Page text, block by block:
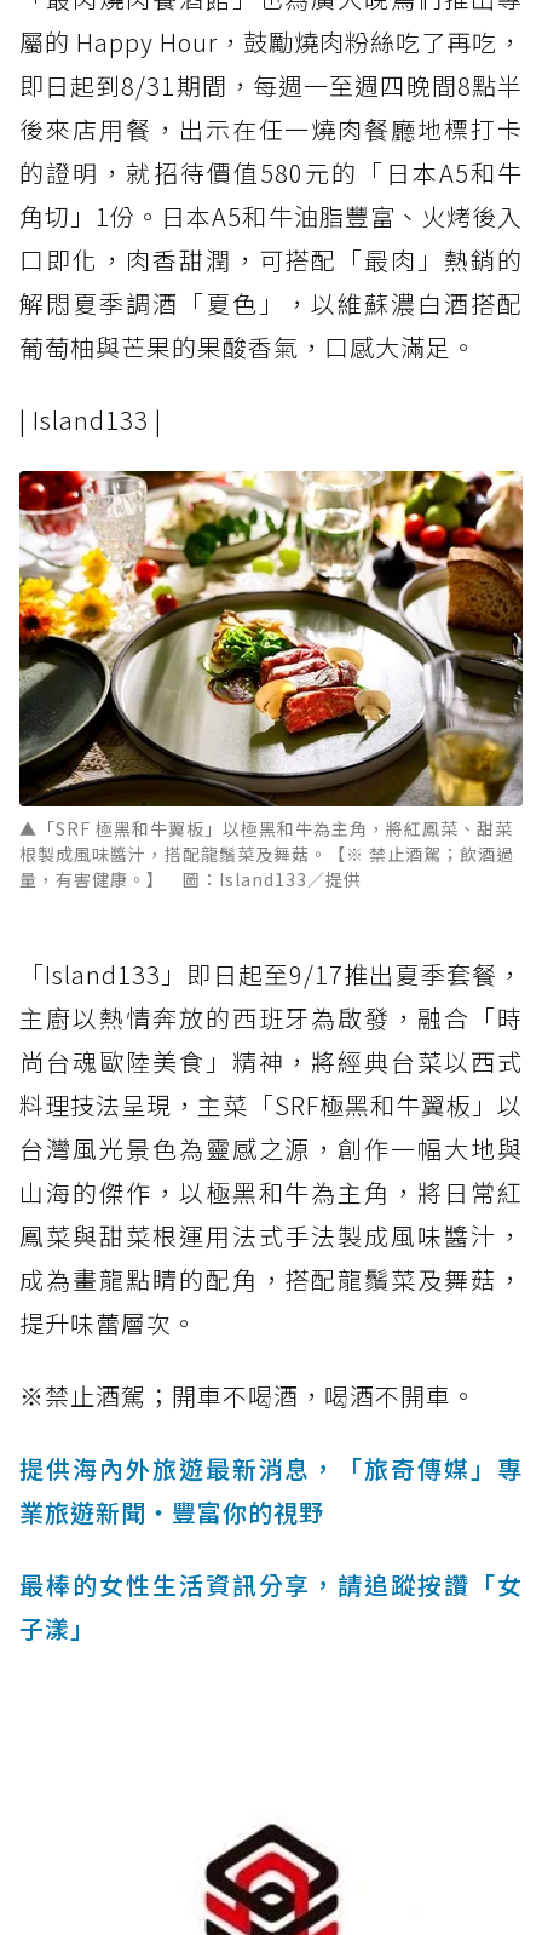
屬的 Happy Hour，鼓勵燒肉粉絲吃了再吃，
即日起到8/31期間，每週一至週四晚間8點半
後來店用餐，出示在任一燒肉餐廳地標打卡
的證明，就招待價值580元的「日本A5和牛
角切」1份。日本A5和牛油脂豐富、火烤後入
口即化，肉香甜潤，可搭配「最肉」熱銷的
解悶夏季調酒「夏色」，以維蘇濃白酒搭配
葡萄柚與芒果的果酸香氣，口感大滿足。
| Island133 |
▲「SRF 極黑和牛翼板」以極黑和牛為主角，將紅鳳菜、甜菜
根製成風味醬汁，搭配龍鬚菜及舞菇。【※ 禁止酒駕；飲酒過
量，有害健康。】 圖：Island133／提供
「Island133」即日起至9/17推出夏季套餐，
主廚以熱情奔放的西班牙為啟發，融合「時
尚台魂歐陸美食」精神，將經典台菜以西式
料理技法呈現，主菜「SRF極黑和牛翼板」以
台灣風光景色為靈感之源，創作一幅大地與
山海的傑作，以極黑和牛為主角，將日常紅
鳳菜與甜菜根運用法式手法製成風味醬汁，
成為畫龍點睛的配角，搭配龍鬚菜及舞菇，
提升味蕾層次。
※禁止酒駕；開車不喝酒，喝酒不開車。
提供海內外旅遊最新消息，「旅奇傳媒」專
業旅遊新聞‧豐富你的視野
最棒的女性生活資訊分享，請追蹤按讚「女
子漾」